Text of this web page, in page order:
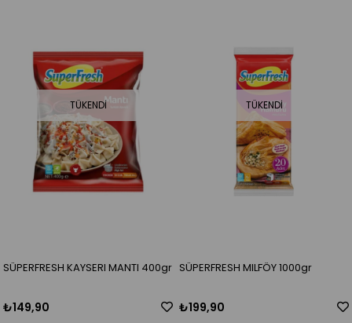
TÜKENDI
SÜPERFRESH KAYSERI MANTI 400gr
₺149,90
TÜKENDI
SÜPERFRESH MILFÖY 1000gr
₺199,90